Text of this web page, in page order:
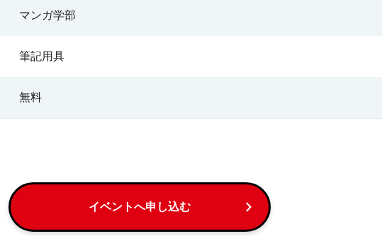
マンガ学部
筆記用具
無料
イベントへ申し込む